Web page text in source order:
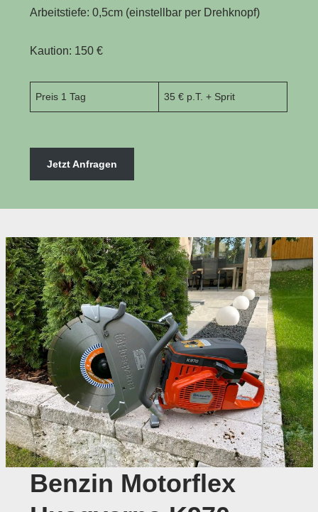
Arbeitstiefe: 0,5cm (einstellbar per Drehknopf)
Kaution: 150 €
Preis 1 Tag 35 € p.T. + Sprit
Jetzt Anfragen
Benzin Motorflex